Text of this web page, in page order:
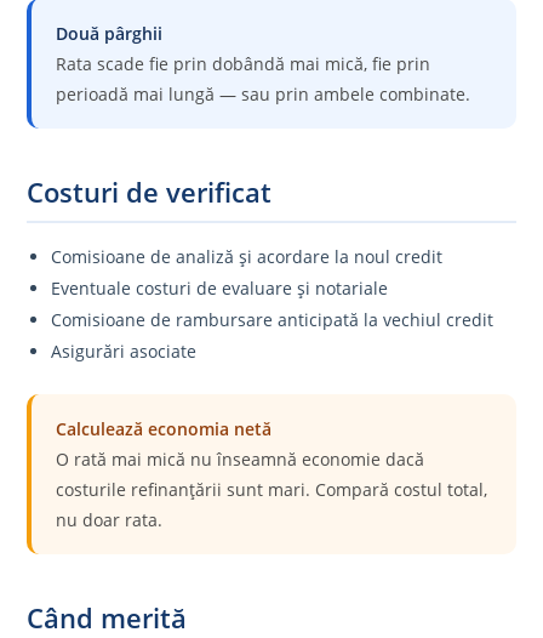
Două pârghii
Rata scade fie prin dobândă mai mică, fie prin
perioadă mai lungă — sau prin ambele combinate.
Costuri de verificat
Comisioane de analiză și acordare la noul credit
Eventuale costuri de evaluare și notariale
Comisioane de rambursare anticipată la vechiul credit
Asigurări asociate
Calculează economia netă
O rată mai mică nu înseamnă economie dacă
costurile refinanțării sunt mari. Compară costul total,
nu doar rata.
Când merită